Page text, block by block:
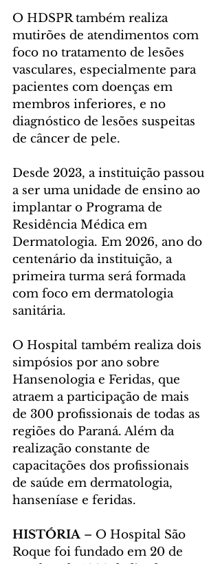
O HDSPR também realiza
mutirões de atendimentos com
foco no tratamento de lesões
vasculares, especialmente para
pacientes com doenças em
membros inferiores, e no
diagnóstico de lesões suspeitas
de câncer de pele.
Desde 2023, a instituição passou
a ser uma unidade de ensino ao
implantar o Programa de
Residência Médica em
Dermatologia. Em 2026, ano do
centenário da instituição, a
primeira turma será formada
com foco em dermatologia
sanitária.
O Hospital também realiza dois
simpósios por ano sobre
Hansenologia e Feridas, que
atraem a participação de mais
de 300 profissionais de todas as
regiões do Paraná. Além da
realização constante de
capacitações dos profissionais
de saúde em dermatologia,
hanseníase e feridas.
HISTÓRIA – O Hospital São
Roque foi fundado em 20 de